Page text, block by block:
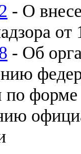
- О
от
- Об
по